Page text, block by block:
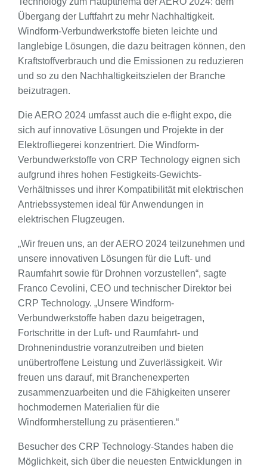
Übergang der Luftfahrt zu mehr Nachhaltigkeit.
Windform-Verbundwerkstoffe bieten leichte und
langlebige Lösungen, die dazu beitragen können, den
Kraftstoffverbrauch und die Emissionen zu reduzieren
und so zu den Nachhaltigkeitszielen der Branche
beizutragen.
Die AERO 2024 umfasst auch die e-flight expo, die
sich auf innovative Lösungen und Projekte in der
Elektrofliegerei konzentriert. Die Windform-
Verbundwerkstoffe von CRP Technology eignen sich
aufgrund ihres hohen Festigkeits-Gewichts-
Verhältnisses und ihrer Kompatibilität mit elektrischen
Antriebssystemen ideal für Anwendungen in
elektrischen Flugzeugen.
„Wir freuen uns, an der AERO 2024 teilzunehmen und
unsere innovativen Lösungen für die Luft- und
Raumfahrt sowie für Drohnen vorzustellen“, sagte
Franco Cevolini, CEO und technischer Direktor bei
CRP Technology. „Unsere Windform-
Verbundwerkstoffe haben dazu beigetragen,
Fortschritte in der Luft- und Raumfahrt- und
Drohnenindustrie voranzutreiben und bieten
unübertroffene Leistung und Zuverlässigkeit. Wir
freuen uns darauf, mit Branchenexperten
zusammenzuarbeiten und die Fähigkeiten unserer
hochmodernen Materialien für die
Windformherstellung zu präsentieren.“
Besucher des CRP Technology-Standes haben die
Möglichkeit, sich über die neuesten Entwicklungen in